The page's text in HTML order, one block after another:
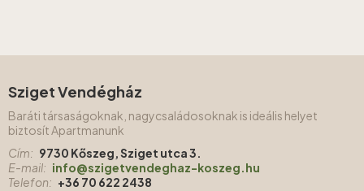
Sziget Vendégház
Baráti társaságoknak, nagycsaládosoknak is ideális helyet
biztosít Apartmanunk
Cím: 9730 Kőszeg, Sziget utca 3.
E-mail: info@szigetvendeghaz-koszeg.hu
Telefon: +36 70 622 2438